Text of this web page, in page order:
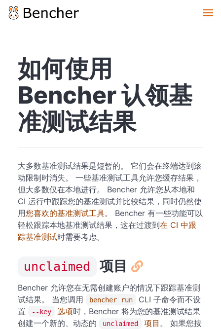
如何使用
Bencher 认领基
准测试结果
大多数基准测试结果是短暂的。 它们会在终端达到滚
动限制时消失。 一些基准测试工具允许您缓存结果，
但大多数仅在本地进行。 Bencher 允许您从本地和
CI 运行中跟踪您的基准测试并比较结果，同时仍然使
用您喜欢的基准测试工具。 Bencher 有一些功能可以
轻松跟踪本地基准测试结果，这在过渡到在 CI 中跟
踪基准测试时需要考虑。
unclaimed 项目
Bencher 允许您在无需创建账户的情况下跟踪基准测
试结果。 当您调用
bencher run
CLI 子命令而不设
置
--key 选项时，Bencher 将为您的基准测试结果
创建一个新的、动态的
unclaimed 项目 。 如果您按